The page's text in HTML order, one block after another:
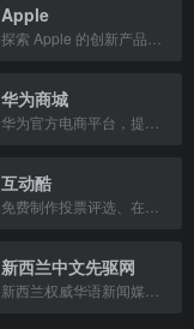
Apple
华为商城
互动酷
新西兰中文先驱网